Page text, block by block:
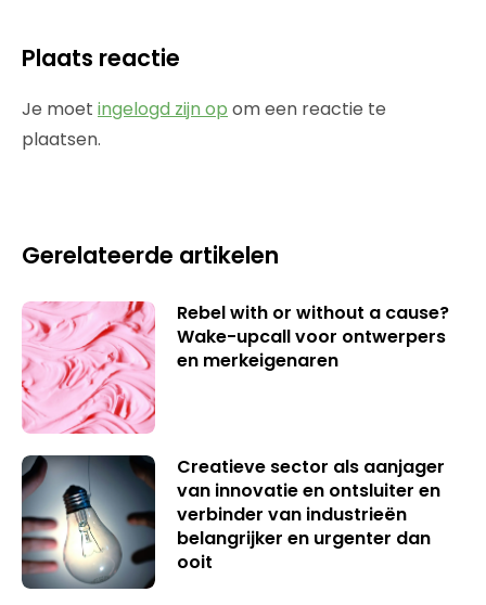
Plaats reactie
Je moet ingelogd zijn op om een reactie te
plaatsen.
Gerelateerde artikelen
Rebel with or without a cause?
Wake-upcall voor ontwerpers
en merkeigenaren
Creatieve sector als aanjager
van innovatie en ontsluiter en
verbinder van industrieën
belangrijker en urgenter dan
ooit